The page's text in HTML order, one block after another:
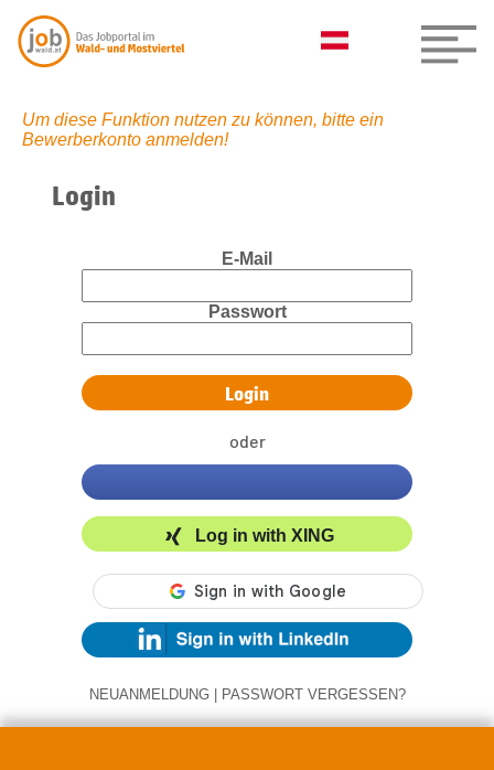
Um diese Funktion nutzen zu können, bitte ein
Bewerberkonto anmelden!
Login
E-Mail
Passwort
oder
Log in with XING
NEUANMELDUNG | PASSWORT VERGESSEN?